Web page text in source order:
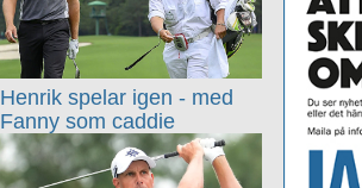
Henrik spelar igen - med
Fanny som caddie